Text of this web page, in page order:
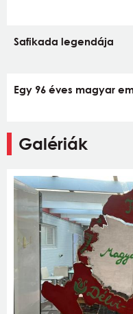
Safikada legendája
Egy 96 éves magyar
Galériák